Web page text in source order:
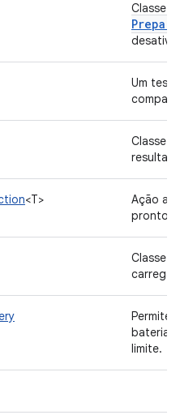
Classe
Um
Classe
<T>
Ação a
pronto
Classe
Permite
bateria
limite.